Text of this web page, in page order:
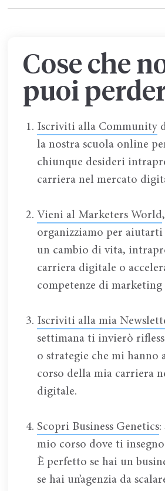
Cose che
puoi
Iscriviti alla Community
la nostra scuola online
chiunque desideri
carriera nel mercato
Vieni al Marketers World
organizziamo per aiutarti
un cambio di vita,
carriera digitale o
competenze di marketing
Iscriviti alla mia
settimana ti invierò
o strategie che mi hanno
corso della mia carriera
digitale.
Scopri Business Genetics:
mio corso dove ti
È perfetto se hai un
se hai un’agenzia da